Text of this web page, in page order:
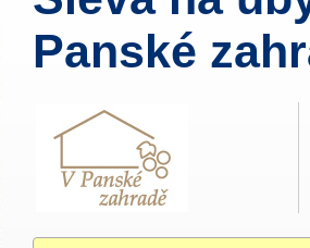
Panské